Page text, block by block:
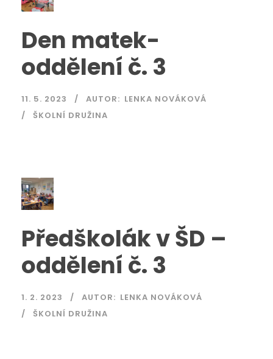
Den matek-
oddělení č. 3
11. 5. 2023 AUTOR: LENKA NOVÁKOVÁ
ŠKOLNÍ DRUŽINA
Předškolák v ŠD –
oddělení č. 3
1. 2. 2023 AUTOR: LENKA NOVÁKOVÁ
ŠKOLNÍ DRUŽINA